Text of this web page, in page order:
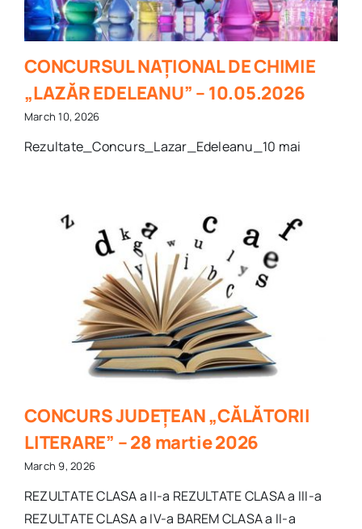
CONCURSUL NAȚIONAL DE CHIMIE
„LAZĂR EDELEANU” – 10.05.2026
March 10, 2026
Rezultate_Concurs_Lazar_Edeleanu_10 mai
CONCURS JUDEȚEAN „CĂLĂTORII
LITERARE” – 28 martie 2026
March 9, 2026
REZULTATE CLASA a II-a REZULTATE CLASA a III-a
REZULTATE CLASA a IV-a BAREM CLASA a II-a